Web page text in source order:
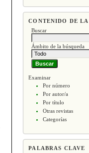
CONTENIDO DE LA
Buscar
Ámbito de la búsqueda
Examinar
Por número
Por autor/a
Por título
Otras revistas
Categorías
PALABRAS CLAVE